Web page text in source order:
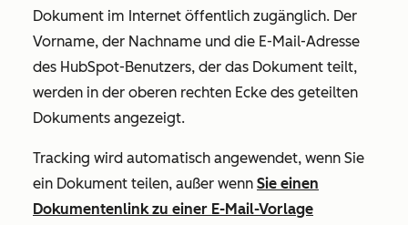
Dokument im Internet öffentlich zugänglich. Der
Vorname, der Nachname und die E-Mail-Adresse
des HubSpot-Benutzers, der das Dokument teilt,
werden in der oberen rechten Ecke des geteilten
Dokuments angezeigt.
Tracking wird automatisch angewendet, wenn Sie
ein Dokument teilen, außer wenn Sie einen
Dokumentenlink zu einer E-Mail-Vorlage